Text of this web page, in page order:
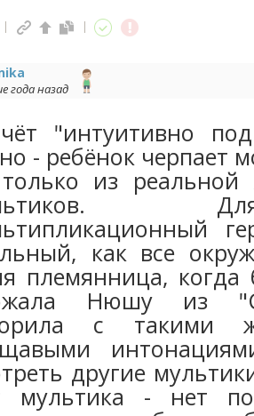
года назад
"интуитивно
- ребёнок черпает
из
как все
племянница, когда
Нюшу из
с такими
другие
мультика - нет